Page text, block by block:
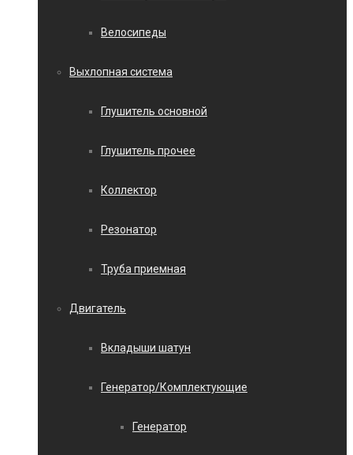
Велосипеды
Выхлопная система
Глушитель основной
Глушитель прочее
Коллектор
Резонатор
Труба приемная
Двигатель
Вкладыши шатун
Генератор/Комплектующие
Генератор